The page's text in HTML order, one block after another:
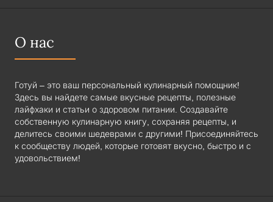
О нас
Готуй – это ваш персональный кулинарный помощник!
Здесь вы найдете самые вкусные рецепты, полезные
лайфхаки и статьи о здоровом питании. Создавайте
собственную кулинарную книгу, сохраняя рецепты, и
делитесь своими шедеврами с другими! Присоединяйтесь
к сообществу людей, которые готовят вкусно, быстро и с
удовольствием!